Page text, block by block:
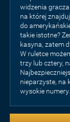
widzenia
na której
do
takie istotne?
kasyna, zatem
W ruletce
trzy lub cztery,
nieparzyste, na
wysokie numery.